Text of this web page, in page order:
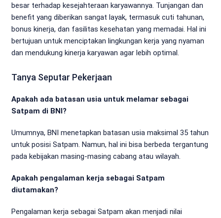
besar terhadap kesejahteraan karyawannya. Tunjangan dan
benefit yang diberikan sangat layak, termasuk cuti tahunan,
bonus kinerja, dan fasilitas kesehatan yang memadai. Hal ini
bertujuan untuk menciptakan lingkungan kerja yang nyaman
dan mendukung kinerja karyawan agar lebih optimal.
Tanya Seputar Pekerjaan
Apakah ada batasan usia untuk melamar sebagai
Satpam di BNI?
Umumnya, BNI menetapkan batasan usia maksimal 35 tahun
untuk posisi Satpam. Namun, hal ini bisa berbeda tergantung
pada kebijakan masing-masing cabang atau wilayah.
Apakah pengalaman kerja sebagai Satpam
diutamakan?
Pengalaman kerja sebagai Satpam akan menjadi nilai